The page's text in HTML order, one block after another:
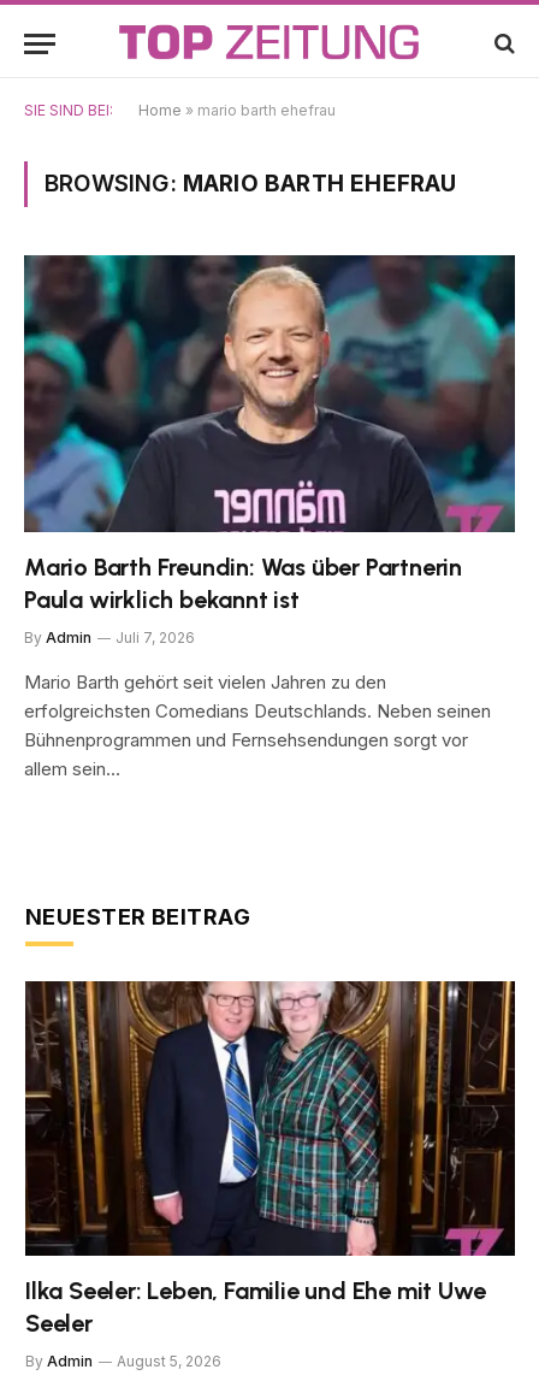
SIE SIND BEI: Home » mario barth ehefrau
BROWSING: MARIO BARTH EHEFRAU
Mario Barth Freundin: Was über Partnerin
Paula wirklich bekannt ist
By Admin Juli 7, 2026
Mario Barth gehört seit vielen Jahren zu den
erfolgreichsten Comedians Deutschlands. Neben seinen
Bühnenprogrammen und Fernsehsendungen sorgt vor
allem sein…
NEUESTER BEITRAG
Ilka Seeler: Leben, Familie und Ehe mit Uwe
Seeler
By Admin August 5, 2026